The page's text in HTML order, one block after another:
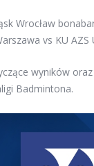
Wrocław
vs KU AZS
wyników
Badmintona.